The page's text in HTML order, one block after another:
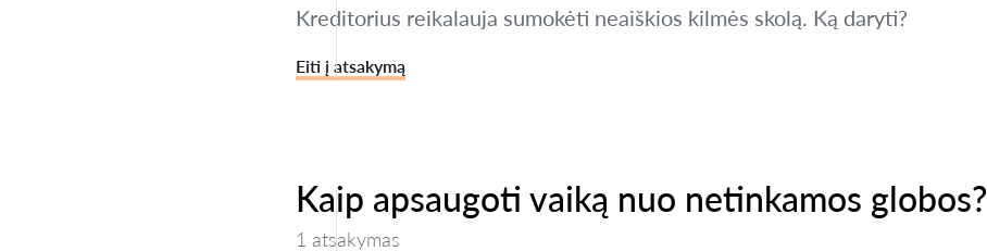
Kreditorius reikalauja sumokėti neaiškios kilmės skolą. Ką daryti?
Eiti į atsakymą
Kaip apsaugoti vaiką nuo netinkamos globos?
1 atsakymas